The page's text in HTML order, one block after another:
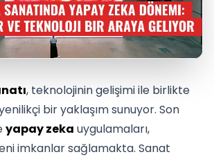
, teknolojinin gelişimi ile birlikte
bir yaklaşım sunuyor. Son
yapay zeka uygulamaları,
imkanlar sağlamakta. Sanat